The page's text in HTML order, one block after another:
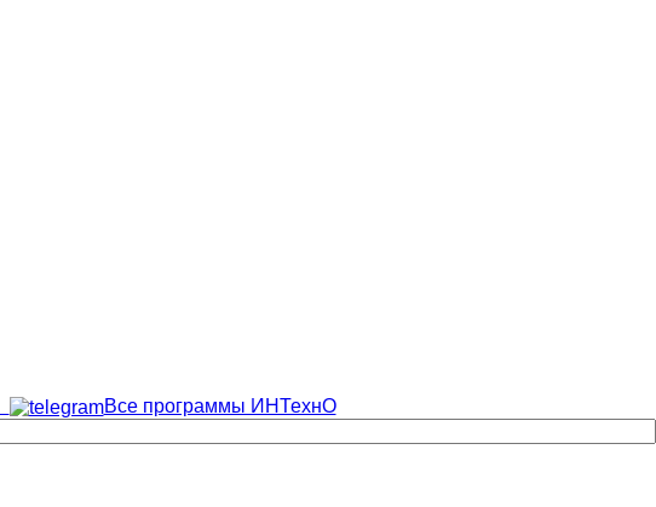
Все программы ИНТехнО